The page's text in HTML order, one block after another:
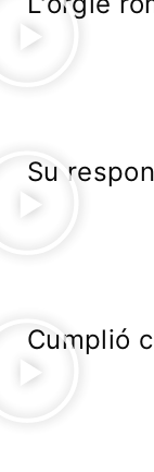
Su
Cumplió